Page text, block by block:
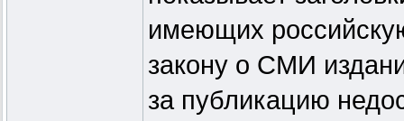
имеющих
закону о СМИ
за публикацию